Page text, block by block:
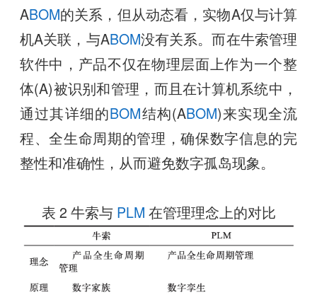
ABOM的关系，但从动态看，实物A仅与计算
机A关联，与ABOM没有关系。而在牛索管理
软件中，产品不仅在物理层面上作为一个整
体(A)被识别和管理，而且在计算机系统中，
通过其详细的BOM结构(ABOM)来实现全流
程、全生命周期的管理，确保数字信息的完
整性和准确性，从而避免数字孤岛现象。
表 2 牛索与 PLM 在管理理念上的对比